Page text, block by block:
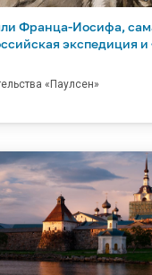
Франца-Иосифа,
экспедиция и
«Паулсен»